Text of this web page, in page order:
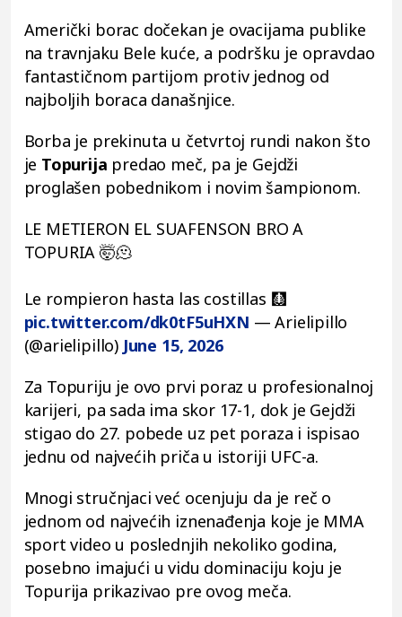
Američki borac dočekan je ovacijama publike
na travnjaku Bele kuće, a podršku je opravdao
fantastičnom partijom protiv jednog od
najboljih boraca današnjice.
Borba je prekinuta u četvrtoj rundi nakon što
je Topurija predao meč, pa je Gejdži
proglašen pobednikom i novim šampionom.
LE METIERON EL SUAFENSON BRO A
TOPURIA 🤯🫠
Le rompieron hasta las costillas 🩻
pic.twitter.com/dk0tF5uHXN — Arielipillo
(@arielipillo) June 15, 2026
Za Topuriju je ovo prvi poraz u profesionalnoj
karijeri, pa sada ima skor 17-1, dok je Gejdži
stigao do 27. pobede uz pet poraza i ispisao
jednu od najvećih priča u istoriji UFC-a.
Mnogi stručnjaci već ocenjuju da je reč o
jednom od najvećih iznenađenja koje je MMA
sport video u poslednjih nekoliko godina,
posebno imajući u vidu dominaciju koju je
Topurija prikazivao pre ovog meča.